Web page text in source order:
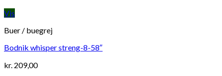
Vis
Buer / buegrej
Bodnik whisper streng-8-58″
kr. 209,00